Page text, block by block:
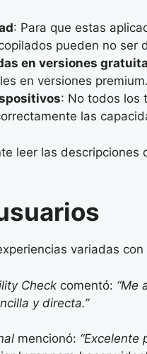
: Para que estas
pueden no ser
en versiones
en versiones premium.
: No todos los
las
leer las
variadas
Check comentó: “Me
y directa.”
mencionó: